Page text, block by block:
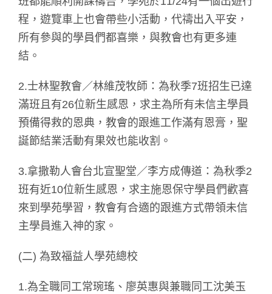
程，遊覽車上也會帶些小活動，代禱出入平安，
所有參與的學員們都喜樂，與教會也有更多連
結。
2.士林聖教會／林維茂牧師：為秋季7班招生已達
滿班且有26位新生感恩，求主為所有未信主學員
預備得救的恩典，教會的跟進工作滿有恩膏，聖
誕節結業活動有果效也能收割。
3.拿撒勒人會台北宣聖堂／李方成傳道：為秋季2
班有近10位新生感恩，求主施恩保守學員們歡喜
來到學苑學習，教會有合適的跟進方式帶領未信
主學員進入神的家。
(二) 為致福益人學苑總校
1.為全職同工常琬瑤、廖英惠與兼職同工沈美玉